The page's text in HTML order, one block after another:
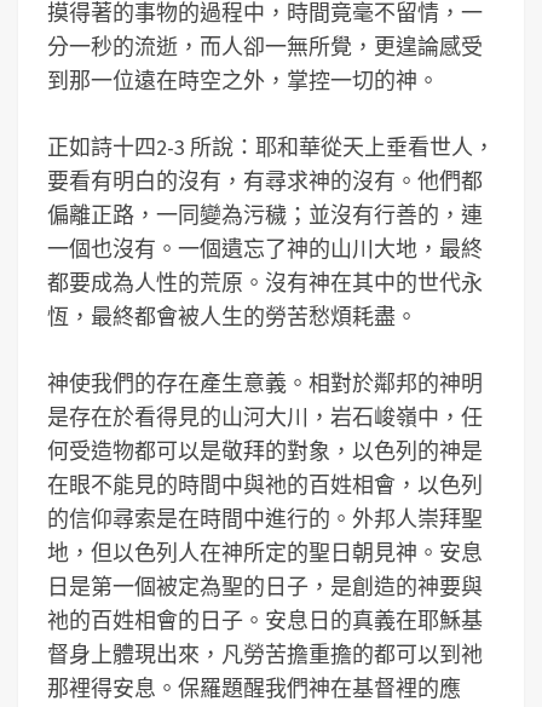
摸得著的事物的過程中，時間竟毫不留情，一
分一秒的流逝，而人卻一無所覺，更遑論感受
到那一位遠在時空之外，掌控一切的神。
正如詩十四2-3 所說：耶和華從天上垂看世人，
要看有明白的沒有，有尋求神的沒有。他們都
偏離正路，一同變為污穢；並沒有行善的，連
一個也沒有。一個遺忘了神的山川大地，最終
都要成為人性的荒原。沒有神在其中的世代永
恆，最終都會被人生的勞苦愁煩耗盡。
神使我們的存在產生意義。相對於鄰邦的神明
是存在於看得見的山河大川，岩石峻嶺中，任
何受造物都可以是敬拜的對象，以色列的神是
在眼不能見的時間中與祂的百姓相會，以色列
的信仰尋索是在時間中進行的。外邦人崇拜聖
地，但以色列人在神所定的聖日朝見神。安息
日是第一個被定為聖的日子，是創造的神要與
祂的百姓相會的日子。安息日的真義在耶穌基
督身上體現出來，凡勞苦擔重擔的都可以到祂
那裡得安息。保羅題醒我們神在基督裡的應